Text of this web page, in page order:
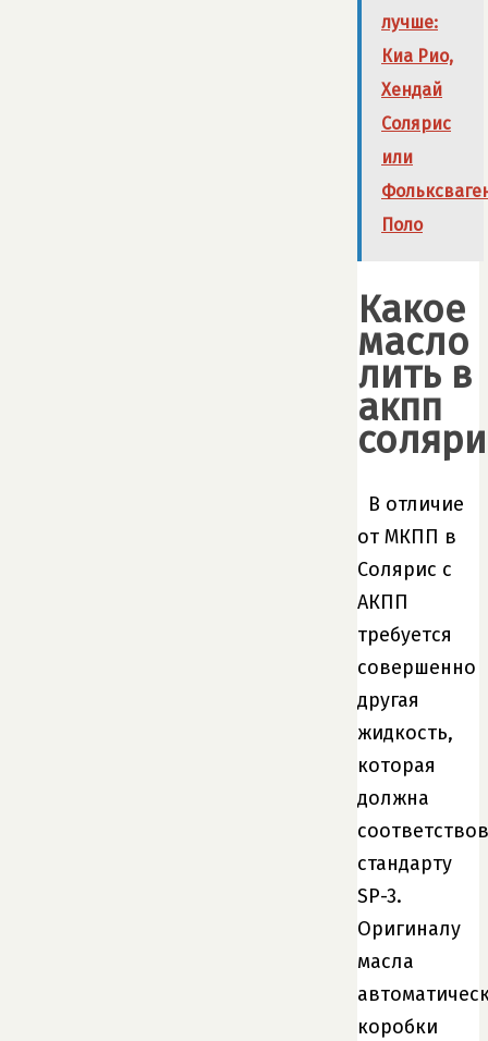
лучше:
Киа Рио,
Хендай
Солярис
или
Поло
Какое
масло
лить в
акпп
В отличие
от МКПП в
Солярис с
АКПП
требуется
совершенно
другая
жидкость,
которая
должна
стандарту
SP-3.
Оригиналу
масла
коробки